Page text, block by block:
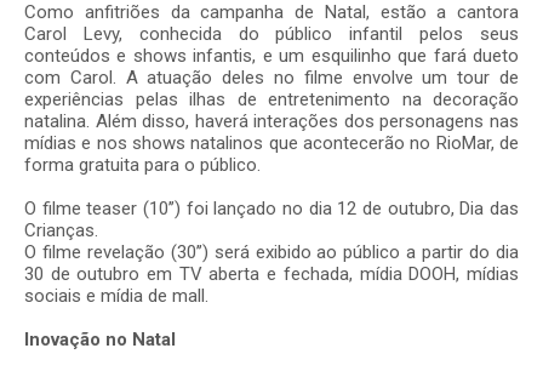
Como anfitriões da campanha de Natal, estão a cantora
Carol Levy, conhecida do público infantil pelos seus
conteúdos e shows infantis, e um esquilinho que fará dueto
com Carol. A atuação deles no filme envolve um tour de
experiências pelas ilhas de entretenimento na decoração
natalina. Além disso, haverá interações dos personagens nas
mídias e nos shows natalinos que acontecerão no RioMar, de
forma gratuita para o público.
O filme teaser (10’’) foi lançado no dia 12 de outubro, Dia das
Crianças.
O filme revelação (30’’) será exibido ao público a partir do dia
30 de outubro em TV aberta e fechada, mídia DOOH, mídias
sociais e mídia de mall.
Inovação no Natal